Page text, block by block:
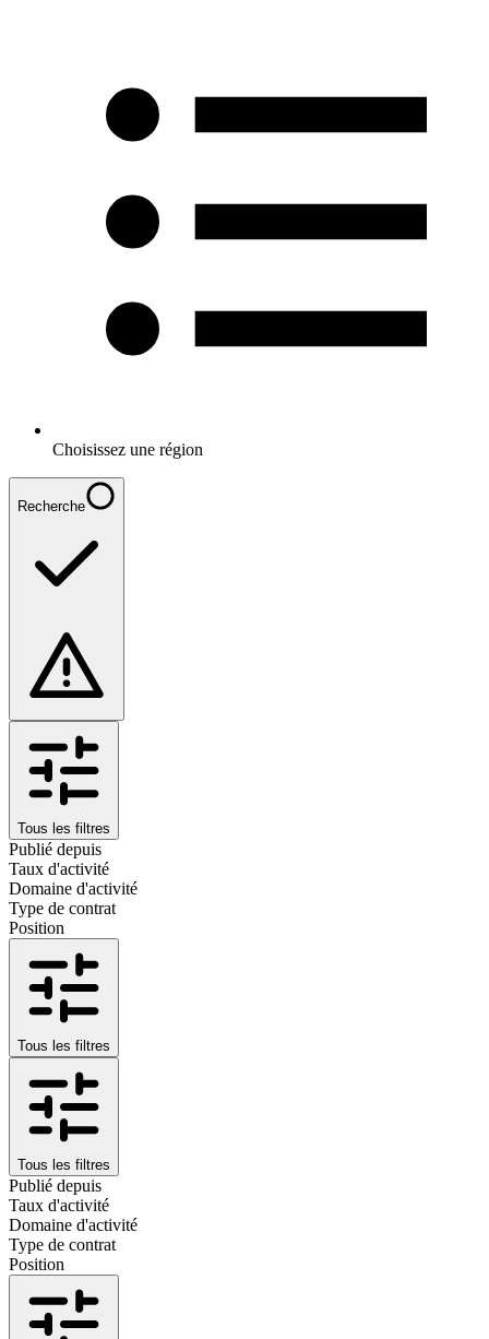
Choisissez une région
Recherche
Tous les filtres
Publié depuis
Taux d'activité
Domaine d'activité
Type de contrat
Position
Tous les filtres
Tous les filtres
Publié depuis
Taux d'activité
Domaine d'activité
Type de contrat
Position